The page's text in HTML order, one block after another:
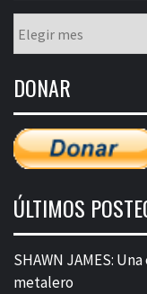
mensual
entradas
DONAR
ÚLTIMOS
SHAWN JAMES:
metalero